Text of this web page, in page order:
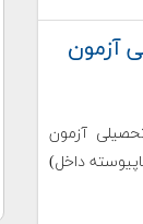
آزمون
آزمون
داخل)